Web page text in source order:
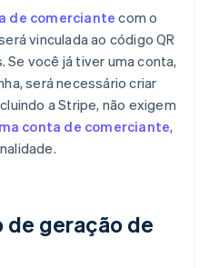
de comerciante com o
vinculada ao código QR
você já tiver uma conta,
será necessário criar
a Stripe, não exigem
conta de comerciante,
de geração de